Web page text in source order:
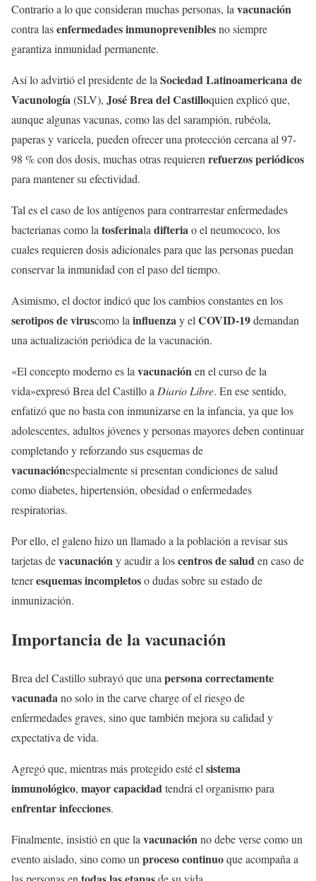
Contrario a lo que consideran muchas personas, la vacunación
contra lasenfermedades inmunopreveniblesno siempre
garantiza inmunidad permanente.
Así lo advirtió el presidente de la Sociedad Latinoamericana de
Vacunología(SLV), José Brea del Castilloquien explicó que,
aunque algunas vacunas, como las del sarampión, rubéola,
paperas y varicela, pueden ofrecer una protección cercana al 97-
98 % con dos dosis, muchas otras requieren refuerzos periódicos
para mantener su efectividad.
Tal es el caso de los antígenos para contrarrestar enfermedades
bacterianas como la tosferinala difteriao el neumococo, los
cuales requieren dosis adicionales para que las personas puedan
conservar la inmunidad con el paso del tiempo.
Asimismo, el doctor indicó que los cambios constantes en los
serotipos de viruscomo la influenzay el COVID-19demandan
una actualización periódica de la vacunación.
«El concepto moderno es la vacunaciónen el curso de la
vida»expresó Brea del Castillo a Diario Libre. En ese sentido,
enfatizó que no basta con inmunizarse en la infancia, ya que los
adolescentes, adultos jóvenes y personas mayores deben continuar
completando y reforzando sus esquemas de
vacunaciónespecialmente si presentan condiciones de salud
como diabetes, hipertensión, obesidad o enfermedades
respiratorias.
Por ello, el galeno hizo un llamado a la población a revisar sus
tarjetas devacunacióny acudir a loscentros de saluden caso de
teneresquemas incompletoso dudas sobre su estado de
inmunización.
Importancia de la vacunación
Brea del Castillo subrayó que una persona correctamente
vacunadano solo in the carve charge of el riesgo de
enfermedades graves, sino que también mejora su calidad y
expectativa de vida.
Agregó que, mientras más protegido esté el sistema
inmunológico, mayor capacidadtendrá el organismo para
enfrentar infecciones.
Finalmente, insistió en que la vacunaciónno debe verse como un
evento aislado, sino como un proceso continuoque acompaña a